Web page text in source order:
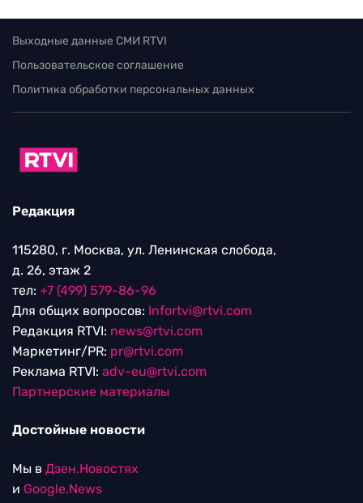
Выходные данные СМИ RTVI
Пользовательское соглашение
Политика обработки персональных данных
Редакция
115280, г. Москва, ул. Ленинская слобода,
д. 26, этаж 2
тел: +7 (499) 579-86-96
Для общих вопросов: Infortvi@rtvi.com
Редакция RTVI: news@rtvi.com
Маркетинг/PR: pr@rtvi.com
Реклама RTVI: adv-eu@rtvi.com
Партнерские материалы
Достойные новости
Мы в Дзен.Новостях
и Google.News